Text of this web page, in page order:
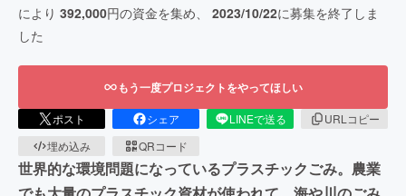
により 392,000円の資金を集め、 2023/10/22に募集を終了しま
した
もう一度プロジェクトをやってほしい
ポスト シェア LINEで送る
URLコピー
埋め込み
QRコード
世界的な環境問題になっているプラスチックごみ。農業